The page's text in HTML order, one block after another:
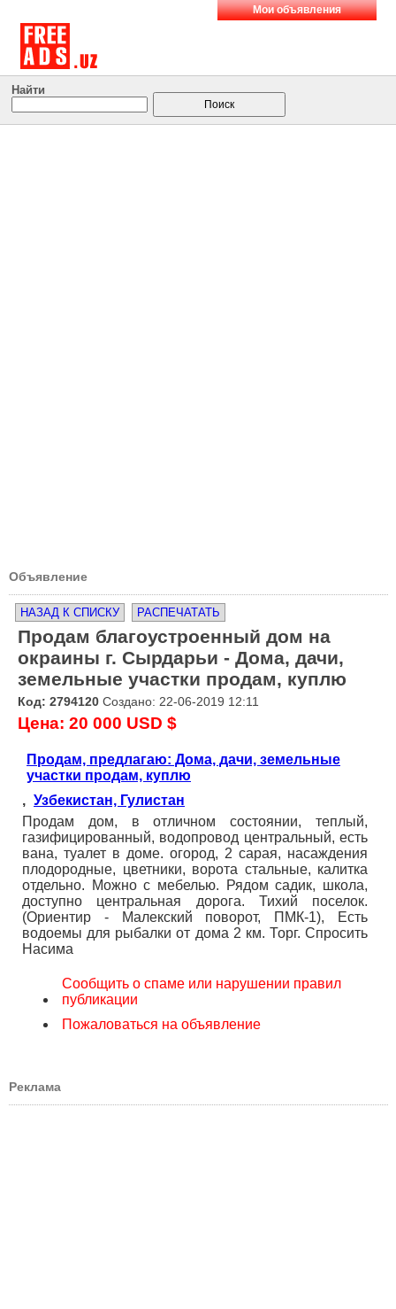
Мои объявления
Найти
Объявление
НАЗАД К СПИСКУ РАСПЕЧАТАТЬ
Продам благоустроенный дом на
окраины г. Сырдарьи - Дома, дачи,
земельные участки продам, куплю
Код: 2794120 Создано: 22-06-2019 12:11
Цена: 20 000 USD $
Продам, предлагаю: Дома, дачи, земельные
участки продам, куплю
, Узбекистан, Гулистан
Продам дом, в отличном состоянии, теплый,
газифицированный, водопровод центральный, есть
вана, туалет в доме. огород, 2 сарая, насаждения
плодородные, цветники, ворота стальные, калитка
отдельно. Можно с мебелью. Рядом садик, школа,
доступно центральная дорога. Тихий поселок.
(Ориентир - Малекский поворот, ПМК-1), Есть
водоемы для рыбалки от дома 2 км. Торг. Спросить
Насима
Сообщить о спаме или нарушении правил
публикации
Пожаловаться на объявление
Реклама